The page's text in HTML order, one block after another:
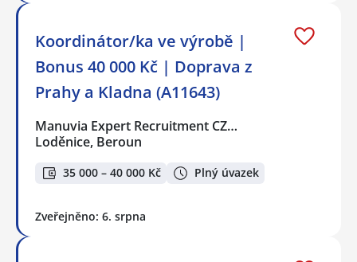
Koordinátor/ka ve výrobě |
Bonus 40 000 Kč | Doprava z
Prahy a Kladna (A11643)
Manuvia Expert Recruitment CZ…
Loděnice, Beroun
35 000 – 40 000 Kč Plný úvazek
Zveřejněno: 6. srpna